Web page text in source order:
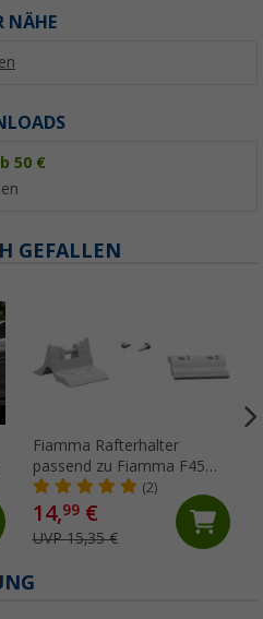
NÄHE
50 €
GEFALLEN
Fiamma Rafterhalter
passend zu Fiamma F45
S/L / ZIP
(2)
14,99€
UVP 15,35 €